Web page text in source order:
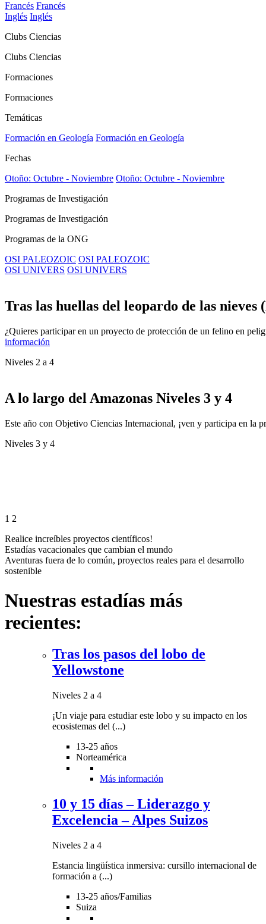
Francés Francés
Inglés Inglés
Clubs Ciencias
Clubs Ciencias
Formaciones
Formaciones
Temáticas
Formación en Geología Formación en Geología
Fechas
Otoño: Octubre - Noviembre Otoño: Octubre - Noviembre
Programas de Investigación
Programas de Investigación
Programas de la ONG
OSI PALEOZOIC OSI PALEOZOIC
OSI UNIVERS OSI UNIVERS
Tras las huellas del leopardo de las
¿Quieres participar en un proyecto de protección de un felino en
información
Niveles 2 a 4
A lo largo del Amazonas Niveles 3 y 4
Este año con Objetivo Ciencias Internacional, ¡ven y participa en la
Niveles 3 y 4
1 2
Realice increíbles proyectos científicos!
Estadías vacacionales que cambian el mundo
Aventuras fuera de lo común, proyectos reales para el desarrollo
sostenible
Nuestras estadías más
recientes:
Tras los pasos del lobo de
Yellowstone
Niveles 2 a 4
¡Un viaje para estudiar este lobo y su impacto en los
ecosistemas del (...)
13-25 años
Norteamérica
Más información
10 y 15 días – Liderazgo y
Excelencia – Alpes Suizos
Niveles 2 a 4
Estancia lingüística inmersiva: cursillo internacional de
formación a (...)
13-25 años/Familias
Suiza